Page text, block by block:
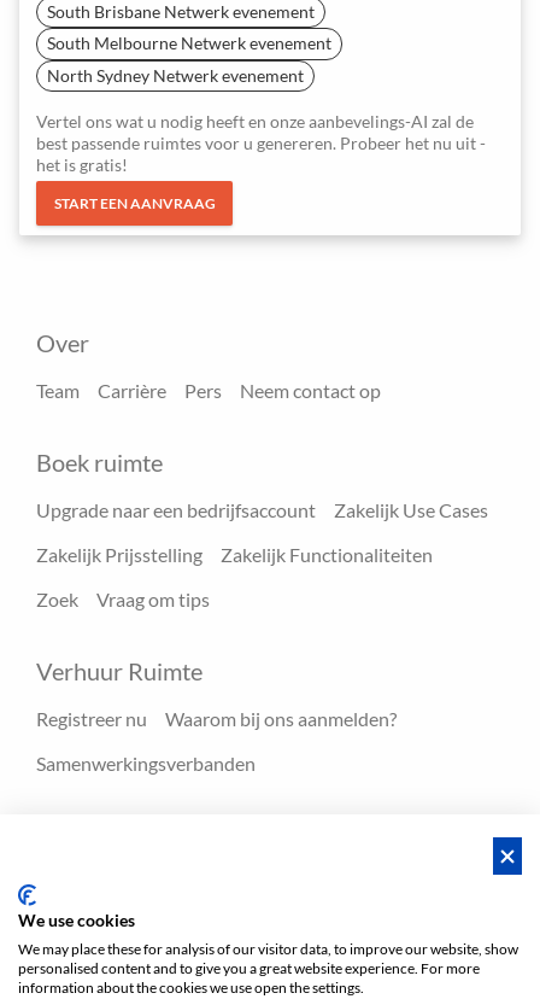
South Brisbane Netwerk evenement
South Melbourne Netwerk evenement
North Sydney Netwerk evenement
Vertel ons wat u nodig heeft en onze aanbevelings-AI zal de
best passende ruimtes voor u genereren. Probeer het nu uit -
het is gratis!
START EEN AANVRAAG
Over
Team Carrière Pers Neem contact op
Boek ruimte
Upgrade naar een bedrijfsaccount
Zakelijk Use Cases
Zakelijk Prijsstelling
Zakelijk Functionaliteiten
Zoek
Vraag om tips
Verhuur Ruimte
Registreer nu
Waarom bij ons aanmelden?
Samenwerkingsverbanden
Voorwaarden Privacy Voorwaarden/Impressum
We use cookies
We may place these for analysis of our visitor data, to improve our website, show
personalised content and to give you a great website experience. For more
information about the cookies we use open the settings.